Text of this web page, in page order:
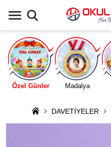
Özel Günler Madalya
DAVETİYELER